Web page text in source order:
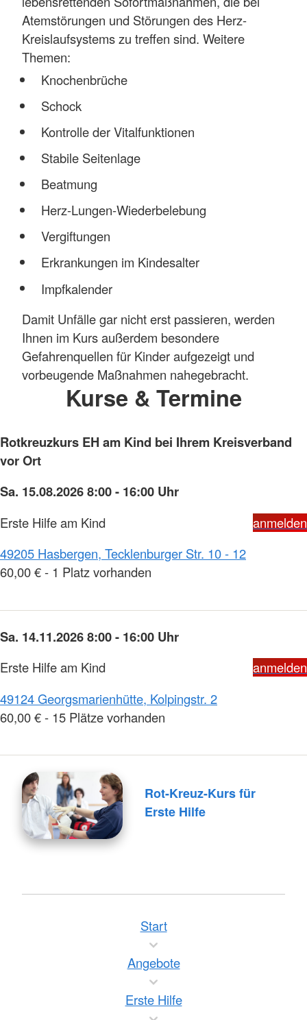
Atemstörungen und Störungen des Herz-
Kreislaufsystems zu treffen sind. Weitere
Themen:
Knochenbrüche
Schock
Kontrolle der Vitalfunktionen
Stabile Seitenlage
Beatmung
Herz-Lungen-Wiederbelebung
Vergiftungen
Erkrankungen im Kindesalter
Impfkalender
Damit Unfälle gar nicht erst passieren, werden
Ihnen im Kurs außerdem besondere
Gefahrenquellen für Kinder aufgezeigt und
vorbeugende Maßnahmen nahegebracht.
Kurse & Termine
Rotkreuzkurs EH am Kind bei Ihrem Kreisverband
vor Ort
Sa. 15.08.2026 8:00 - 16:00 Uhr
Erste Hilfe am Kind
anmelden
49205 Hasbergen, Tecklenburger Str. 10 - 12
60,00 € - 1 Platz vorhanden
Sa. 14.11.2026 8:00 - 16:00 Uhr
Erste Hilfe am Kind
anmelden
49124 Georgsmarienhütte, Kolpingstr. 2
60,00 € - 15 Plätze vorhanden
Rot-Kreuz-Kurs für
Erste Hilfe
Start
Angebote
Erste Hilfe